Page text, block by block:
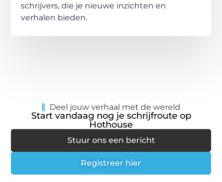
schrijvers, die je nieuwe inzichten en
verhalen bieden.
Deel jouw verhaal met de wereld
Start vandaag nog je schrijfroute op
Hothouse
Stuur ons een bericht
Registreer hier